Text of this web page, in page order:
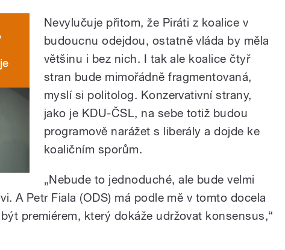
Nevylučuje přitom, že Piráti z koalice v
budoucnu odejdou, ostatně vláda by měla
většinu i bez nich. I tak ale koalice čtyř
stran bude mimořádně fragmentovaná,
myslí si politolog. Konzervativní strany,
jako je KDU-ČSL, na sebe totiž budou
programově narážet s liberály a dojde ke
koaličním sporům.
„Nebude to jednoduché, ale bude velmi
A Petr Fiala (ODS) má podle mě v tomto docela
premiérem, který dokáže udržovat konsensus,“